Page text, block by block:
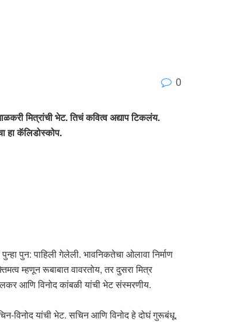
0
मित्रांची भेट. तिचं कवित्व अद्याप टिकलंय.
हा कॅलिडोस्कोप.
पुन: पाहिली गेलेली. भावनिकतेचा ओलावा निर्माण
म्हणून रूबाबात वावरतोय, तर दुसरा मित्र
आणि विनोद कांबळी यांची भेट संस्मरणीय.
विनोद यांची भेट. सचिन आणि विनोद हे दोघं गुरूबंधू.